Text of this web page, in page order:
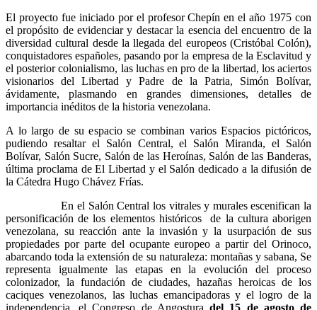
El proyecto fue iniciado por el profesor Chepín en el año 1975 con
el propósito de evidenciar y destacar la esencia del encuentro de la
diversidad cultural desde la llegada del europeos (Cristóbal Colón),
conquistadores españoles, pasando por la empresa de la Esclavitud y
el posterior colonialismo, las luchas en pro de la libertad, los aciertos
visionarios del Libertad y Padre de la Patria, Simón Bolívar,
ávidamente, plasmando en grandes dimensiones, detalles de
importancia inéditos de la historia venezolana.
A lo largo de su espacio se combinan varios Espacios pictóricos,
pudiendo resaltar el Salón Central, el Salón Miranda, el Salón
Bolívar, Salón Sucre, Salón de las Heroínas, Salón de las Banderas,
última proclama de El Libertad y el Salón dedicado a la difusión de
la Cátedra Hugo Chávez Frías.
En el Salón Central los vitrales y murales escenifican la
personificación de los elementos históricos de la cultura aborigen
venezolana, su reacción ante la invasión y la usurpación de sus
propiedades por parte del ocupante europeo a partir del Orinoco,
abarcando toda la extensión de su naturaleza: montañas y sabana, Se
representa igualmente las etapas en la evolución del proceso
colonizador, la fundación de ciudades, hazañas heroicas de los
caciques venezolanos, las luchas emancipadoras y el logro de la
independencia, el Congreso de Angosturadel 15 de agosto de